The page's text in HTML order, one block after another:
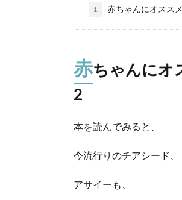
1. 赤ちゃんにオスス
赤ちゃんにオ
2
本を読んでみると、
今流行りのチアシード、
アサイーも、